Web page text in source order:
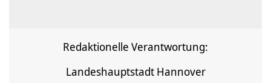
Redaktionelle Verantwortung:
Landeshauptstadt Hannover